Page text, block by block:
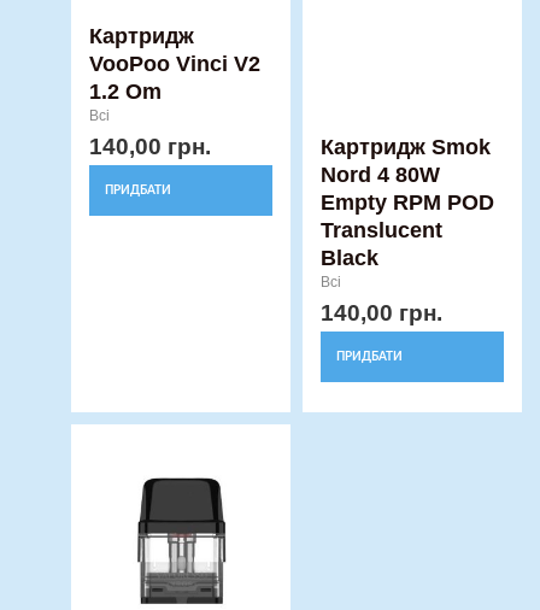
Картридж
VooPoo Vinci V2
1.2 Om
Всі
140,00 грн.
ПРИДБАТИ
Картридж Smok
Nord 4 80W
Empty RPM POD
Translucent
Black
Всі
140,00 грн.
ПРИДБАТИ